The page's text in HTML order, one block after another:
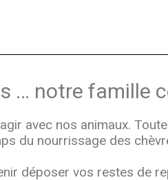
… notre famille
avec nos animaux.
du nourrissage des
déposer vos restes de